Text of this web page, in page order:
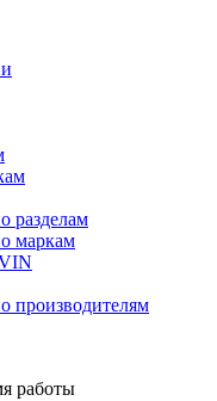
разделам
маркам
производителям
работы